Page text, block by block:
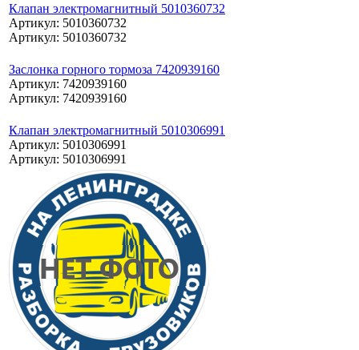
Клапан электромагнитный 5010360732
Артикул: 5010360732
Артикул: 5010360732
Заслонка горного тормоза 7420939160
Артикул: 7420939160
Артикул: 7420939160
Клапан электромагнитный 5010306991
Артикул: 5010306991
Артикул: 5010306991